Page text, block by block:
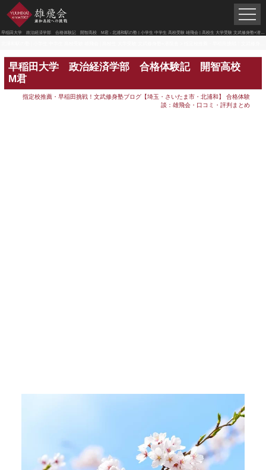
早稲田大学 政治経済学部 合格体験記 開智高校
M君
指定校推薦・早稲田挑戦！文武修身塾ブログ【埼玉・さいたま市・北浦和】
合格体験
談：雄飛会・口コミ・評判まとめ